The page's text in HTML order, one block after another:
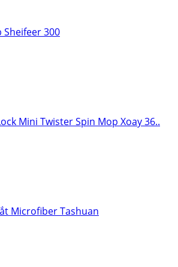
Sheifeer 300
Mini Twister Spin Mop Xoay 36..
Microfiber Tashuan